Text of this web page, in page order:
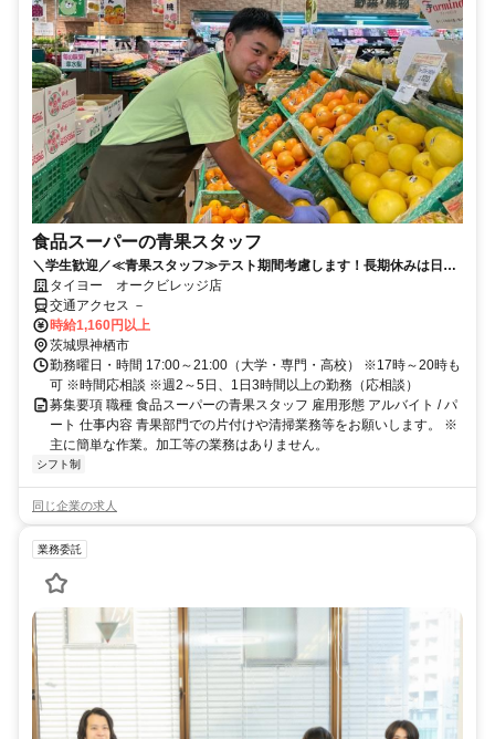
食品スーパーの青果スタッフ
＼学生歓迎／≪青果スタッフ≫テスト期間考慮します！長期休みは日中
勤務も可。友人との応募歓迎♪
タイヨー オークビレッジ店
交通アクセス －
時給1,160円以上
茨城県神栖市
勤務曜日・時間 17:00～21:00（大学・専門・高校） ※17時～20時も
可 ※時間応相談 ※週2～5日、1日3時間以上の勤務（応相談）
募集要項 職種 食品スーパーの青果スタッフ 雇用形態 アルバイト / パ
ート 仕事内容 青果部門での片付けや清掃業務等をお願いします。 ※
主に簡単な作業。加工等の業務はありません。
シフト制
同じ企業の求人
業務委託